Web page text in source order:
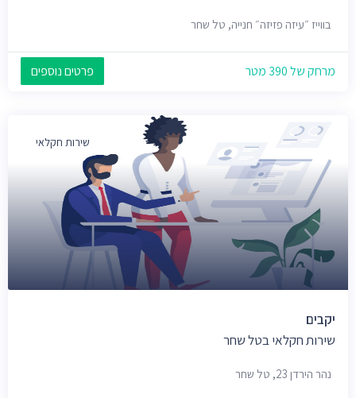
בווייז ״עיזה פזיזה״ חנייה, טל שחר
מרחק של 390 מטר פרטים נוספים
שירות חקלאי
יקבים
שירות חקלאי בטל שחר
נהר הירדן 23, טל שחר